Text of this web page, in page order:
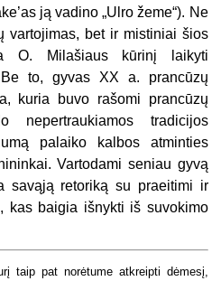
ją vadino „Ulro žeme“). Ne
vartojimas, bet ir mistiniai šios
O. Milašiaus kūrinį laikyti
Be to, gyvas XX a. prancūzų
kuria buvo rašomi prancūzų
nepertraukiamos tradicijos
palaiko kalbos atminties
Vartodami seniau gyvą
savąją retoriką su praeitimi ir
kas baigia išnykti iš suvokimo
taip pat norėtume atkreipti dėmesį,